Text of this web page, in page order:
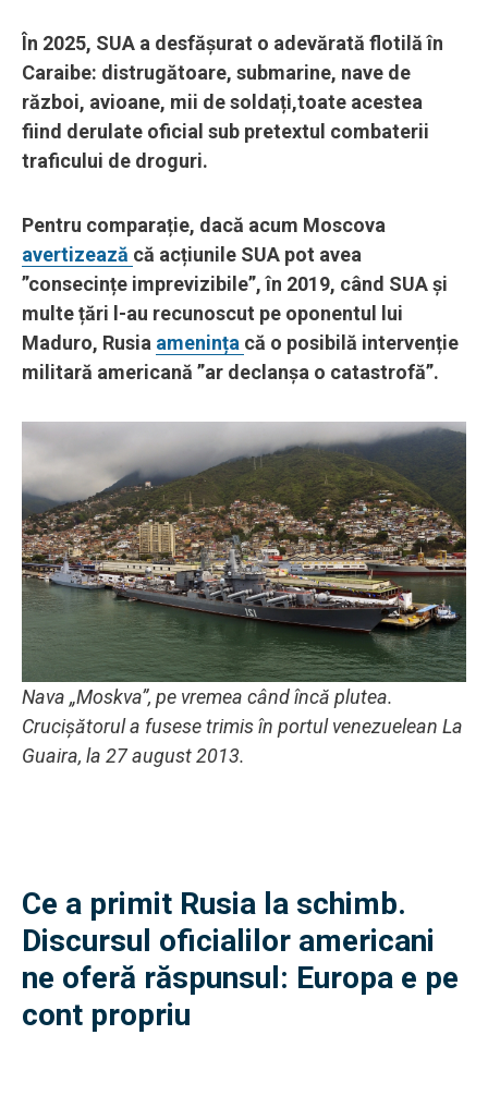
În 2025, SUA a desfășurat o adevărată flotilă în
Caraibe: distrugătoare, submarine, nave de
război, avioane, mii de soldați,toate acestea
fiind derulate oficial sub pretextul combaterii
traficului de droguri.
Pentru comparație, dacă acum Moscova
avertizează că acțiunile SUA pot avea
”consecințe imprevizibile”, în 2019, când SUA și
multe țări l-au recunoscut pe oponentul lui
Maduro, Rusia amenința că o posibilă intervenție
militară americană ”ar declanșa o catastrofă”.
Nava „Moskva”, pe vremea când încă plutea.
Crucișătorul a fusese trimis în portul venezuelean La
Guaira, la 27 august 2013.
Ce a primit Rusia la schimb.
Discursul oficialilor americani
ne oferă răspunsul: Europa e pe
cont propriu